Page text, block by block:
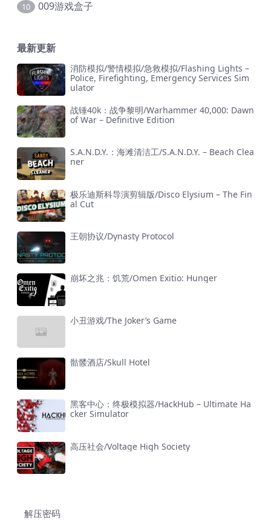
10 009游戏盒子
最新更新
消防模拟/警情模拟/急救模拟/Flashing Lights –
Police, Firefighting, Emergency Services Sim
ulator
战锤40k：战争黎明/Warhammer 40,000: Dawn
of War – Definitive Edition
S.A.N.D.Y.：海滩清洁工/S.A.N.D.Y. – Beach Clea
ner
极乐迪斯科导演剪辑版/Disco Elysium – The Fin
al Cut
王朝协议/Dynasty Protocol
崩坏之兆：饥荒/Omen Exitio: Hunger
小丑游戏/The Joker’s Game
骷髅酒店/Skull Hotel
黑客中心：终极模拟器/HackHub – Ultimate Ha
cker Simulator
高压社会/Voltage High Society
解压密码